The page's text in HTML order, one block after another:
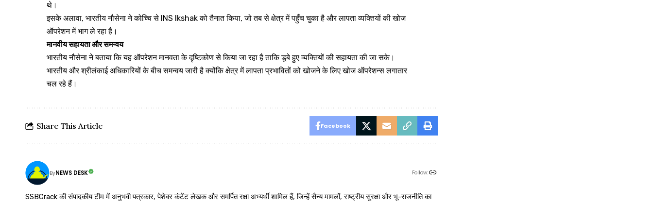
थे।
इसके अलावा, भारतीय नौसेना ने कोच्चि से INS Ikshak को तैनात किया, जो तब से क्षेत्र में पहुँच चुका है और लापता व्यक्तियों की खोज
ऑपरेशन में भाग ले रहा है।
मानवीय सहायता और समन्वय
भारतीय नौसेना ने बताया कि यह ऑपरेशन मानवता के दृष्टिकोण से किया जा रहा है ताकि डूबे हुए व्यक्तियों की सहायता की जा सके।
भारतीय और श्रीलंकाई अधिकारियों के बीच समन्वय जारी है क्योंकि क्षेत्र में लापता प्रभावितों को खोजने के लिए खोज ऑपरेशन्स लगातार
चल रहे हैं।
Share This Article Facebook
ByNEWS DESK Follow:
SSBCrack की संपादकीय टीम में अनुभवी पत्रकार, पेशेवर कंटेंट लेखक और समर्पित रक्षा अभ्यर्थी शामिल हैं, जिन्हें सैन्य मामलों, राष्ट्रीय सुरक्षा और भू-राजनीति का